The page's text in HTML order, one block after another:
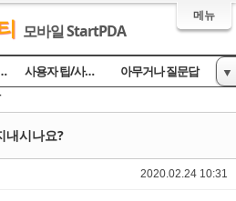
메뉴
모바일 StartPDA
문과 답 사용자 팁/사용기
아무거나 질문답
▼
2020.02.24 10:31
내시나요?
케치북5
케치북5
케치북5
케치북5